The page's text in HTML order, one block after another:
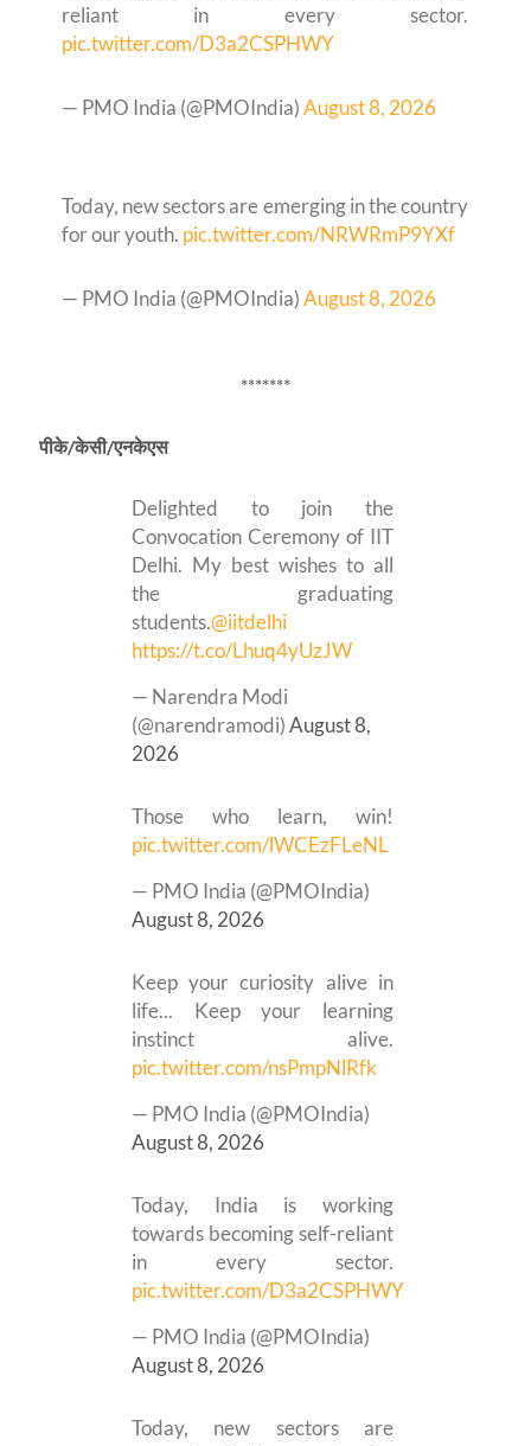
reliant in every sector.
pic.twitter.com/D3a2CSPHWY
— PMO India (@PMOIndia)August 8, 2026
Today, new sectors are emerging in the country
for our youth. pic.twitter.com/NRWRmP9YXf
— PMO India (@PMOIndia)August 8, 2026
*******
पीके/केसी/एनकेएस
Delighted to join the
Convocation Ceremony of IIT
Delhi. My best wishes to all
the graduating
students.@iitdelhi
https://t.co/Lhuq4yUzJW
— Narendra Modi
(@narendramodi)August 8,
2026
Those who learn, win!
pic.twitter.com/lWCEzFLeNL
— PMO India (@PMOIndia)
August 8, 2026
Keep your curiosity alive in
life... Keep your learning
instinct alive.
pic.twitter.com/nsPmpNlRfk
— PMO India (@PMOIndia)
August 8, 2026
Today, India is working
towards becoming self-reliant
in every sector.
pic.twitter.com/D3a2CSPHWY
— PMO India (@PMOIndia)
August 8, 2026
Today, new sectors are